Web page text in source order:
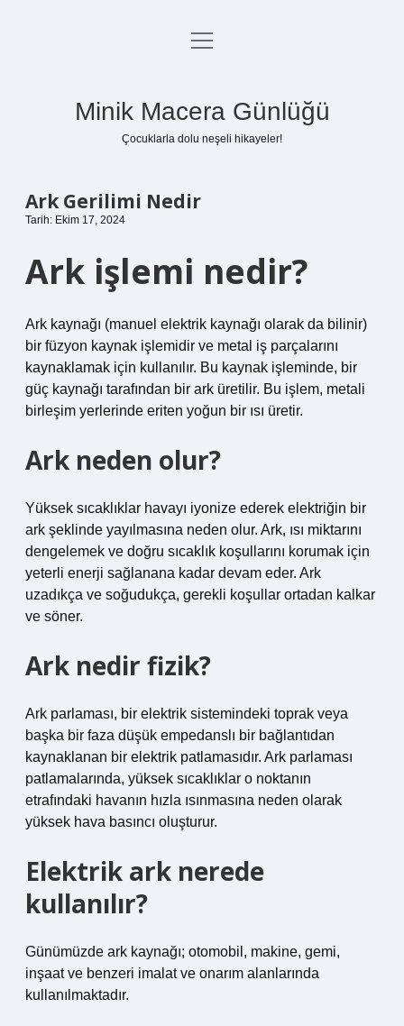
Anasayfa
menüyü
Minik Macera Günlüğü
Çocuklarla dolu neşeli hikayeler!
Ark Gerilimi Nedir
Tarih: Ekim 17, 2024
Ark işlemi nedir?
Ark kaynağı (manuel elektrik kaynağı olarak da bilinir)
bir füzyon kaynak işlemidir ve metal iş parçalarını
kaynaklamak için kullanılır. Bu kaynak işleminde, bir
güç kaynağı tarafından bir ark üretilir. Bu işlem, metali
birleşim yerlerinde eriten yoğun bir ısı üretir.
Ark neden olur?
Yüksek sıcaklıklar havayı iyonize ederek elektriğin bir
ark şeklinde yayılmasına neden olur. Ark, ısı miktarını
dengelemek ve doğru sıcaklık koşullarını korumak için
yeterli enerji sağlanana kadar devam eder. Ark
uzadıkça ve soğudukça, gerekli koşullar ortadan kalkar
ve söner.
Ark nedir fizik?
Ark parlaması, bir elektrik sistemindeki toprak veya
başka bir faza düşük empedanslı bir bağlantıdan
kaynaklanan bir elektrik patlamasıdır. Ark parlaması
patlamalarında, yüksek sıcaklıklar o noktanın
etrafındaki havanın hızla ısınmasına neden olarak
yüksek hava basıncı oluşturur.
Elektrik ark nerede
kullanılır?
Günümüzde ark kaynağı; otomobil, makine, gemi,
inşaat ve benzeri imalat ve onarım alanlarında
kullanılmaktadır.